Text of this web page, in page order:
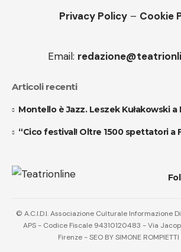
Privacy Policy – Cookie
Email:
Articoli recenti
Montello è Jazz. Leszek Kułakowski
“Cico festival! Oltre 1500 spettatori a
© A.C.I.D.I. Associazione Culturale Informazione
APS - Codice Fiscale 94310120483 - Via
Firenze - SEO BY SIMONE ROMPIETTI